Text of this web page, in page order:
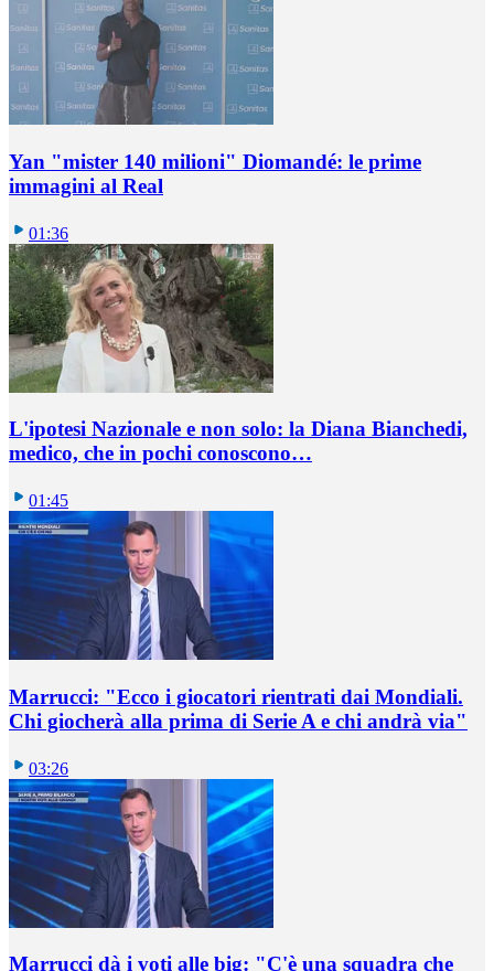
Yan "mister 140 milioni" Diomandé: le prime
immagini al Real
01:36
L'ipotesi Nazionale e non solo: la Diana Bianchedi,
medico, che in pochi conoscono…
01:45
Marrucci: "Ecco i giocatori rientrati dai Mondiali.
Chi giocherà alla prima di Serie A e chi andrà via"
03:26
Marrucci dà i voti alle big: "C'è una squadra che